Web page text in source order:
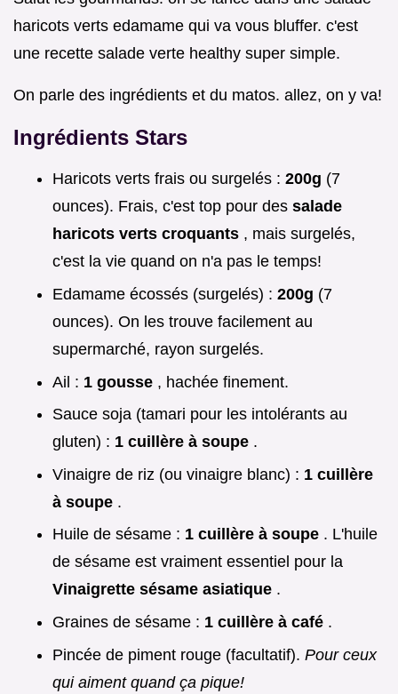
haricots verts edamame qui va vous bluffer. c'est
une recette salade verte healthy super simple.
On parle des ingrédients et du matos. allez, on y va!
Ingrédients Stars
Haricots verts frais ou surgelés : 200g (7
ounces). Frais, c'est top pour des salade
haricots verts croquants , mais surgelés,
c'est la vie quand on n'a pas le temps!
Edamame écossés (surgelés) : 200g (7
ounces). On les trouve facilement au
supermarché, rayon surgelés.
Ail : 1 gousse , hachée finement.
Sauce soja (tamari pour les intolérants au
gluten) : 1 cuillère à soupe .
Vinaigre de riz (ou vinaigre blanc) : 1 cuillère
à soupe .
Huile de sésame : 1 cuillère à soupe . L'huile
de sésame est vraiment essentiel pour la
Vinaigrette sésame asiatique .
Graines de sésame : 1 cuillère à café .
Pincée de piment rouge (facultatif). Pour ceux
qui aiment quand ça pique!